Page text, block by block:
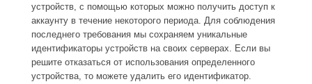
устройств, с помощью которых можно получить доступ к
аккаунту в течение некоторого периода. Для соблюдения
последнего требования мы сохраняем уникальные
идентификаторы устройств на своих серверах. Если вы
решите отказаться от использования определенного
устройства, то можете удалить его идентификатор.